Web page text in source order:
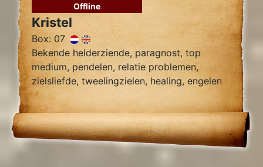
Offline
Kristel
Box: 07
Bekende helderziende, paragnost, top
medium, pendelen, relatie problemen,
zielsliefde, tweelingzielen, healing, engelen
contact.